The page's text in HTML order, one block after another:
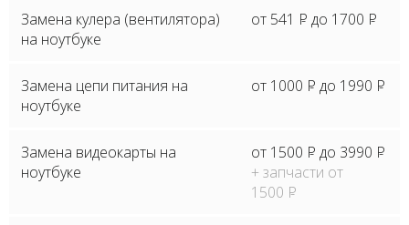
Замена кулера (вентилятора)
на ноутбуке
от 541 P до 1700 P
Замена цепи питания на
ноутбуке
от 1000 P до 1990 P
Замена видеокарты на
ноутбуке
от 1500 P до 3990 P
+ запчасти от
1500 P